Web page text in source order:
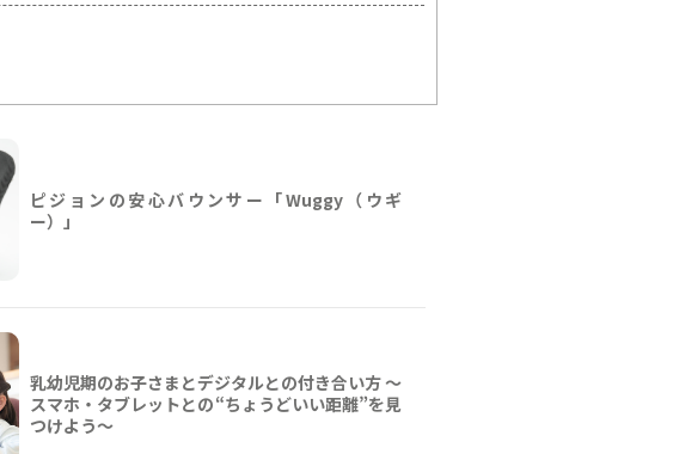
ピジョンの安心バウンサー「Wuggy（ウギ
ー）」
乳幼児期のお子さまとデジタルとの付き合い方 ～
スマホ・タブレットとの“ちょうどいい距離”を見
つけよう〜